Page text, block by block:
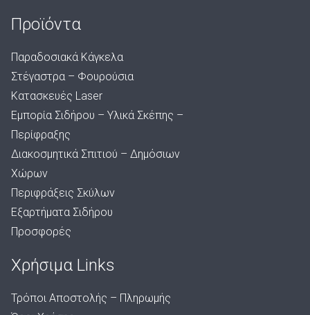
Προϊόντα
Παραδοσιακά Κάγκελα
Στέγαστρα – Φουρούσια
Κατασκευές Laser
Εμπορία Σιδήρου – Υλικά Σκέπης –
Περίφραξης
Διακοσμητικά Σπιτιού – Δημόσιων
Χώρων
Περιφράξεις Σκύλων
Εξαρτήματα Σιδήρου
Προσφορές
Χρήσιμα Links
Τρόποι Αποστολής – Πληρωμής